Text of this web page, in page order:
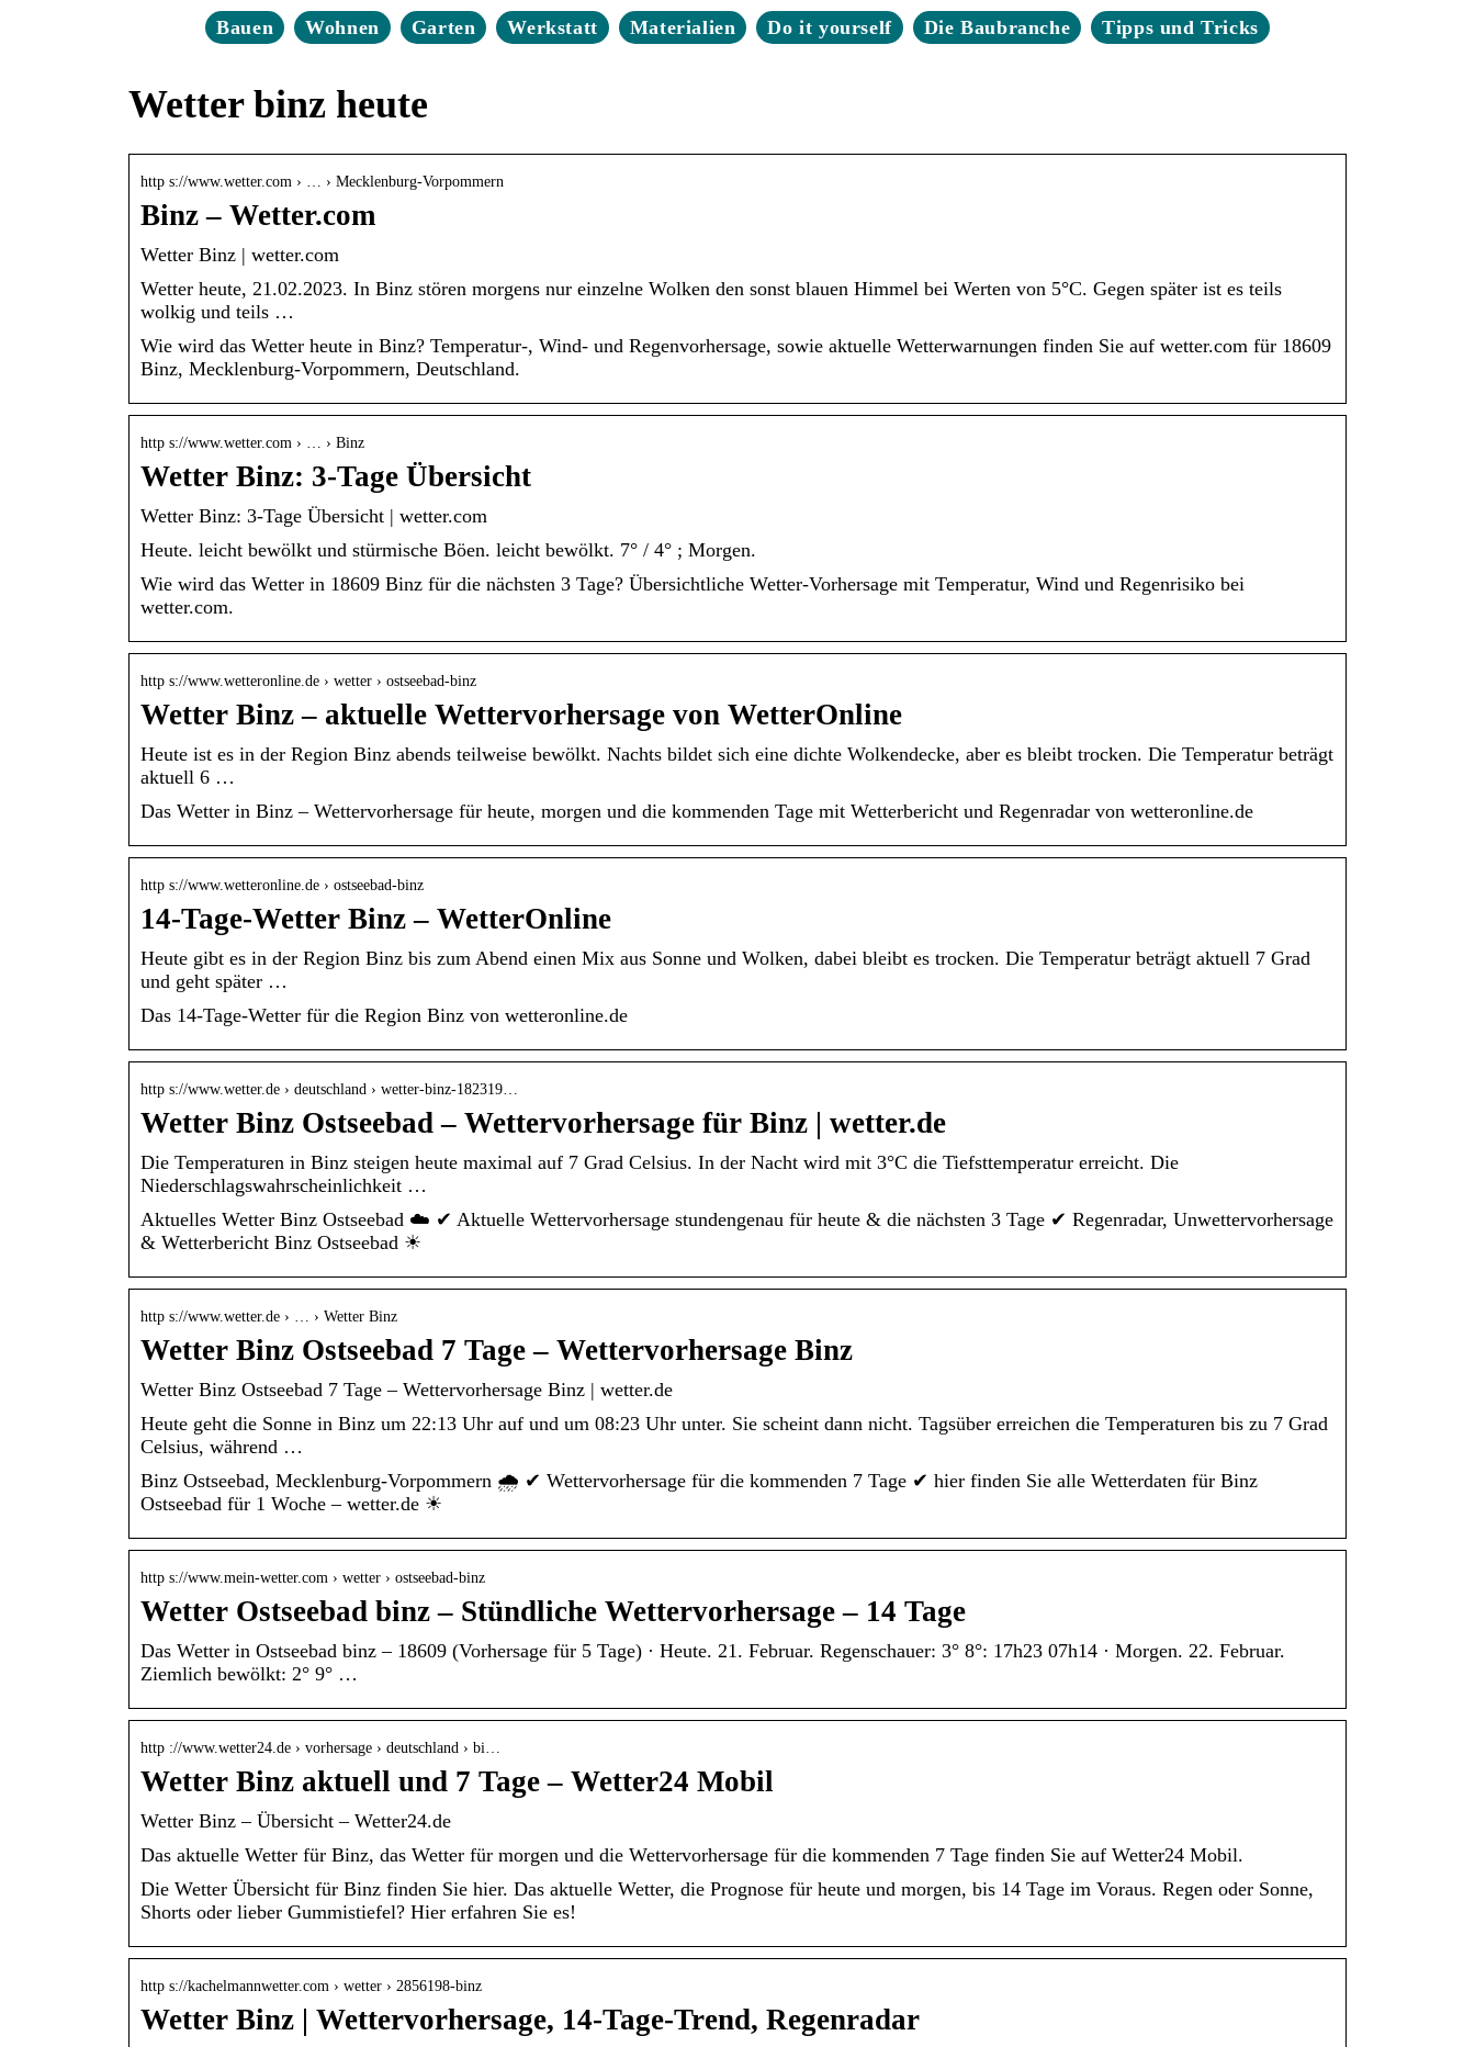
Bauen Wohnen Garten Werkstatt Materialien Do it yourself Die Baubranche Tipps und Tricks
Wetter binz heute
http s://www.wetter.com › … › Mecklenburg-Vorpommern
Binz – Wetter.com
Wetter Binz | wetter.com
Wetter heute, 21.02.2023. In Binz stören morgens nur einzelne Wolken den sonst blauen Himmel bei Werten von 5°C. Gegen später ist es teils
wolkig und teils …
Wie wird das Wetter heute in Binz? Temperatur-, Wind- und Regenvorhersage, sowie aktuelle Wetterwarnungen finden Sie auf wetter.com für 18609
Binz, Mecklenburg-Vorpommern, Deutschland.
http s://www.wetter.com › … › Binz
Wetter Binz: 3-Tage Übersicht
Wetter Binz: 3-Tage Übersicht | wetter.com
Heute. leicht bewölkt und stürmische Böen. leicht bewölkt. 7° / 4° ; Morgen.
Wie wird das Wetter in 18609 Binz für die nächsten 3 Tage? Übersichtliche Wetter-Vorhersage mit Temperatur, Wind und Regenrisiko bei
wetter.com.
http s://www.wetteronline.de › wetter › ostseebad-binz
Wetter Binz – aktuelle Wettervorhersage von WetterOnline
Heute ist es in der Region Binz abends teilweise bewölkt. Nachts bildet sich eine dichte Wolkendecke, aber es bleibt trocken. Die Temperatur beträgt
aktuell 6 …
Das Wetter in Binz – Wettervorhersage für heute, morgen und die kommenden Tage mit Wetterbericht und Regenradar von wetteronline.de
http s://www.wetteronline.de › ostseebad-binz
14-Tage-Wetter Binz – WetterOnline
Heute gibt es in der Region Binz bis zum Abend einen Mix aus Sonne und Wolken, dabei bleibt es trocken. Die Temperatur beträgt aktuell 7 Grad
und geht später …
Das 14-Tage-Wetter für die Region Binz von wetteronline.de
http s://www.wetter.de › deutschland › wetter-binz-182319…
Wetter Binz Ostseebad – Wettervorhersage für Binz | wetter.de
Die Temperaturen in Binz steigen heute maximal auf 7 Grad Celsius. In der Nacht wird mit 3°C die Tiefsttemperatur erreicht. Die
Niederschlagswahrscheinlichkeit …
Aktuelles Wetter Binz Ostseebad ☁️ ✔ Aktuelle Wettervorhersage stundengenau für heute & die nächsten 3 Tage ✔ Regenradar, Unwettervorhersage
& Wetterbericht Binz Ostseebad ☀
http s://www.wetter.de › … › Wetter Binz
Wetter Binz Ostseebad 7 Tage – Wettervorhersage Binz
Wetter Binz Ostseebad 7 Tage – Wettervorhersage Binz | wetter.de
Heute geht die Sonne in Binz um 22:13 Uhr auf und um 08:23 Uhr unter. Sie scheint dann nicht. Tagsüber erreichen die Temperaturen bis zu 7 Grad
Celsius, während …
Binz Ostseebad, Mecklenburg-Vorpommern 🌧️ ✔ Wettervorhersage für die kommenden 7 Tage ✔ hier finden Sie alle Wetterdaten für Binz
Ostseebad für 1 Woche – wetter.de ☀
http s://www.mein-wetter.com › wetter › ostseebad-binz
Wetter Ostseebad binz – Stündliche Wettervorhersage – 14 Tage
Das Wetter in Ostseebad binz – 18609 (Vorhersage für 5 Tage) · Heute. 21. Februar. Regenschauer: 3° 8°: 17h23 07h14 · Morgen. 22. Februar.
Ziemlich bewölkt: 2° 9° …
http ://www.wetter24.de › vorhersage › deutschland › bi…
Wetter Binz aktuell und 7 Tage – Wetter24 Mobil
Wetter Binz – Übersicht – Wetter24.de
Das aktuelle Wetter für Binz, das Wetter für morgen und die Wettervorhersage für die kommenden 7 Tage finden Sie auf Wetter24 Mobil.
Die Wetter Übersicht für Binz finden Sie hier. Das aktuelle Wetter, die Prognose für heute und morgen, bis 14 Tage im Voraus. Regen oder Sonne,
Shorts oder lieber Gummistiefel? Hier erfahren Sie es!
http s://kachelmannwetter.com › wetter › 2856198-binz
Wetter Binz | Wettervorhersage, 14-Tage-Trend, Regenradar